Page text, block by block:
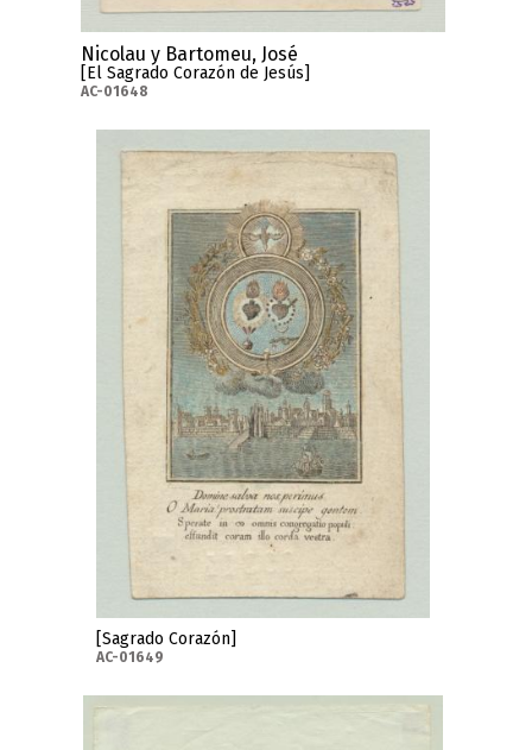
Nicolau y Bartomeu, José
[El Sagrado Corazón de Jesús]
AC-01648
[Sagrado Corazón]
AC-01649